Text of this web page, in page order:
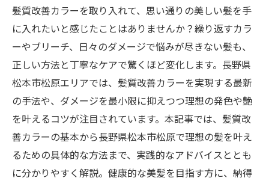
髪質改善カラーを取り入れて、思い通りの美しい髪を手
に入れたいと感じたことはありませんか？繰り返すカラ
ーやブリーチ、日々のダメージで悩みが尽きない髪も、
正しい方法と丁寧なケアで驚くほど変化します。長野県
松本市松原エリアでは、髪質改善カラーを実現する最新
の手法や、ダメージを最小限に抑えつつ理想の発色や艶
を叶えるコツが注目されています。本記事では、髪質改
善カラーの基本から長野県松本市松原で理想の髪を叶え
るための具体的な方法まで、実践的なアドバイスととも
に分かりやすく解説。健康的な美髪を目指す方に、納得